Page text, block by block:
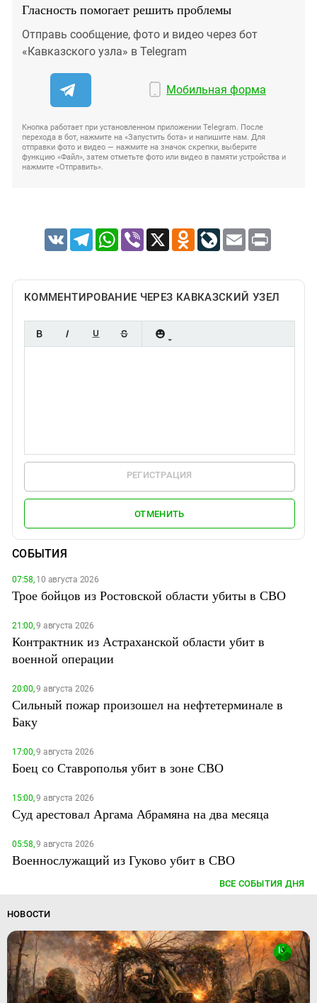
Гласность помогает решить проблемы
Отправь сообщение, фото и видео через бот
«Кавказского узла» в Telegram
Мобильная форма
Кнопка работает при установленном приложении Telegram. После
перехода в бот, нажмите на «Запустить бота» и напишите нам. Для
отправки фото и видео — нажмите на значок скрепки, выберите
функцию «Файл», затем отметьте фото или видео в памяти устройства и
нажмите «Отправить».
VK TelegramWhatsApp
Viber X Odnoklassniki
LiveJournal
Email Print
КОММЕНТИРОВАНИЕ ЧЕРЕЗ КАВКАЗСКИЙ УЗЕЛ
РЕГИСТРАЦИЯ
ОТМЕНИТЬ
СОБЫТИЯ
07:58,10 августа 2026
Трое бойцов из Ростовской области убиты в СВО
21:00,9 августа 2026
Контрактник из Астраханской области убит в
военной операции
20:00,9 августа 2026
Сильный пожар произошел на нефтетерминале в
Баку
17:00,9 августа 2026
Боец со Ставрополья убит в зоне СВО
15:00,9 августа 2026
Суд арестовал Аргама Абрамяна на два месяца
05:58,9 августа 2026
Военнослужащий из Гуково убит в СВО
ВСЕ СОБЫТИЯ ДНЯ
НОВОСТИ